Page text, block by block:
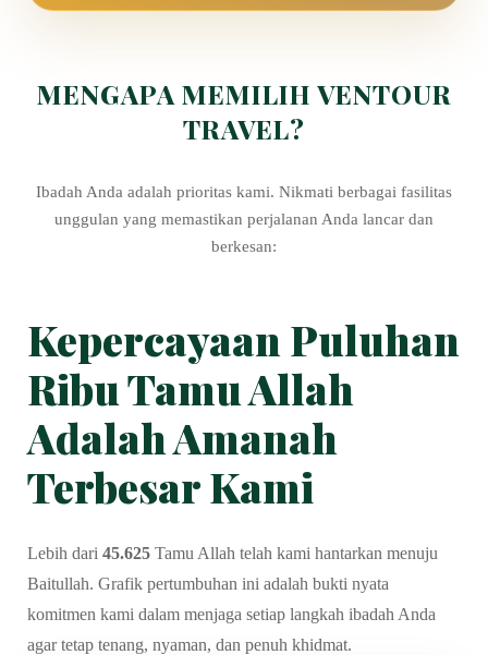
MENGAPA MEMILIH VENTOUR
TRAVEL?
Ibadah Anda adalah prioritas kami. Nikmati berbagai fasilitas
unggulan yang memastikan perjalanan Anda lancar dan
berkesan:
Kepercayaan Puluhan
Ribu Tamu Allah
Adalah Amanah
Terbesar Kami
Lebih dari 45.625 Tamu Allah telah kami hantarkan menuju
Baitullah. Grafik pertumbuhan ini adalah bukti nyata
komitmen kami dalam menjaga setiap langkah ibadah Anda
agar tetap tenang, nyaman, dan penuh khidmat.